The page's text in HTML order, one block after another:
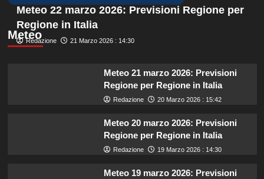
Meteo
Meteo 22 marzo 2026: Previsioni Regione per
Regione in Italia
Redazione 21 Marzo 2026 : 14:30
Meteo 21 marzo 2026: Previsioni
Regione per Regione in Italia
Redazione 20 Marzo 2026 : 15:42
Meteo 20 marzo 2026: Previsioni
Regione per Regione in Italia
Redazione 19 Marzo 2026 : 14:30
Meteo 19 marzo 2026: Previsioni